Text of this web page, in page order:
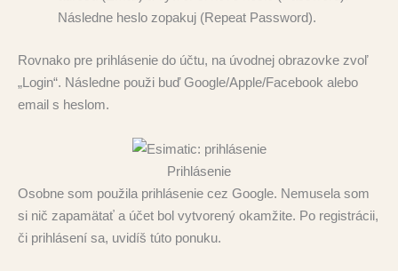
Následne heslo zopakuj (Repeat Password).
Rovnako pre prihlásenie do účtu, na úvodnej obrazovke zvoľ
„Login“. Následne použi buď Google/Apple/Facebook alebo
email s heslom.
Prihlásenie
Osobne som použila prihlásenie cez Google. Nemusela som
si nič zapamätať a účet bol vytvorený okamžite. Po registrácii,
či prihlásení sa, uvidíš túto ponuku.